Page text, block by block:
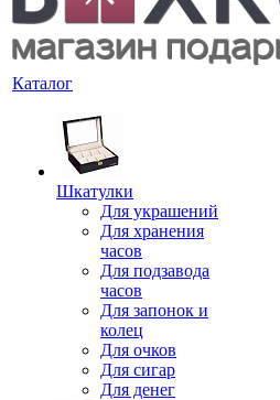
Каталог
Шкатулки
Для украшений
Для хранения
часов
Для подзавода
часов
Для запонок и
колец
Для очков
Для сигар
Для денег